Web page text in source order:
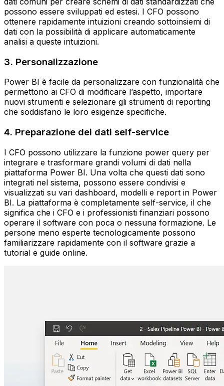
possono essere sviluppati ed estesi. I CFO possono
ottenere rapidamente intuizioni creando sottoinsiemi di
dati con la possibilità di applicare automaticamente
analisi a queste intuizioni.
3. Personalizzazione
Power BI è facile da personalizzare con funzionalità che
permettono ai CFO di modificare l’aspetto, importare
nuovi strumenti e selezionare gli strumenti di reporting
che soddisfano le loro esigenze specifiche.
4. Preparazione dei dati self-service
I CFO possono utilizzare la funzione power query per
integrare e trasformare grandi volumi di dati nella
piattaforma Power BI. Una volta che questi dati sono
integrati nel sistema, possono essere condivisi e
visualizzati su vari dashboard, modelli e report in Power
BI. La piattaforma è completamente self-service, il che
significa che i CFO e i professionisti finanziari possono
operare il software con poca o nessuna formazione. Le
persone meno esperte tecnologicamente possono
familiarizzare rapidamente con il software grazie a
tutorial e guide online.